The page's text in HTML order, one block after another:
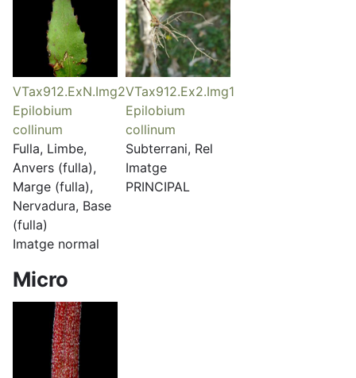
VTax912.ExN.Img2
Epilobium
collinum
Fulla, Limbe,
Anvers (fulla),
Marge (fulla),
Nervadura, Base
(fulla)
Imatge normal
VTax912.Ex2.Img1
Epilobium
collinum
Subterrani, Rel
Imatge
PRINCIPAL
Micro